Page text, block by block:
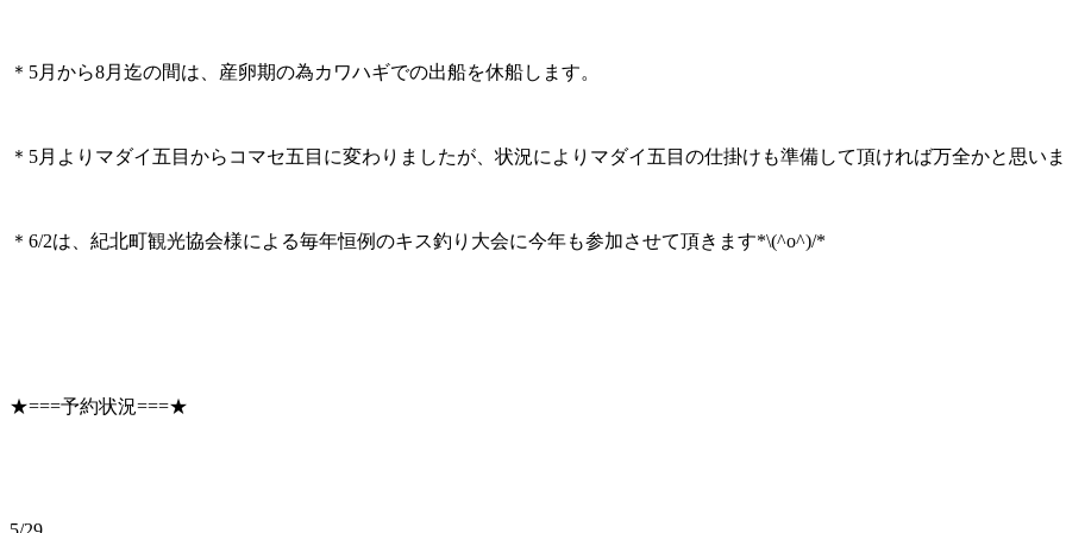
＊5月から8月迄の間は、産卵期の為カワハギでの出船を休船します。
＊5月よりマダイ五目からコマセ五目に変わりましたが、状況によりマダイ五目の仕掛けも準備して頂ければ万全かと思い
＊6/2は、紀北町観光協会様による毎年恒例のキス釣り大会に今年も参加させて頂きます*\(^o^)/*
★===予約状況===★